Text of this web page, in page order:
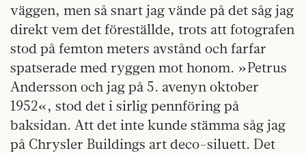
väggen, men så snart jag vände på det såg jag
direkt vem det föreställde, trots att fotografen
stod på femton meters avstånd och farfar
spatserade med ryggen mot honom. »Petrus
Andersson och jag på 5. avenyn oktober
1952«, stod det i sirlig pennföring på
baksidan. Att det inte kunde stämma såg jag
på Chrysler Buildings art deco-siluett. Det